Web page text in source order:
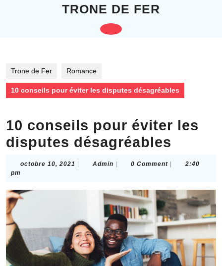
TRONE DE FER
Open
Trone de Fer Romance
10 conseils pour éviter les disputes désagréables
10 conseils pour éviter les
disputes désagréables
octobre 10, 2021 octobreAdmin Admin0 Comment
2:40
pm